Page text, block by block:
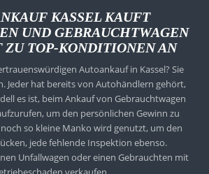
KASSEL KAUFT
UND GEBRAUCHTWAGEN
ZU TOP-KONDITIONEN AN
Autoankauf in Kassel? Sie
es ist, beim Ankauf von Gebrauchtwagen
um den persönlichen Gewinn zu
noch so kleine Manko wird genutzt, um den
jede fehlende Inspektion ebenso.
Unfallwagen oder einen Gebrauchten mit